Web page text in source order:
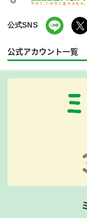
公式SNS
公式アカウント一覧